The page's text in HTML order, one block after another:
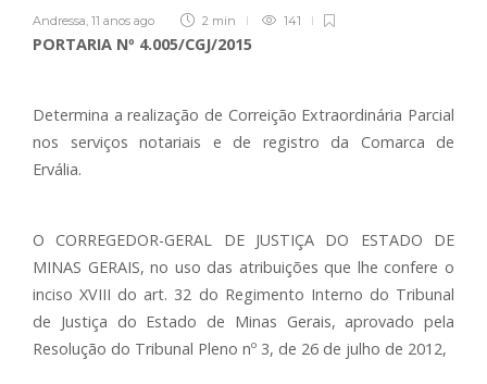
Andressa, 11 anos ago 2 min 141
PORTARIA Nº 4.005/CGJ/2015
Determina a realização de Correição Extraordinária Parcial
nos serviços notariais e de registro da Comarca de
Ervália.
O CORREGEDOR-GERAL DE JUSTIÇA DO ESTADO DE
MINAS GERAIS, no uso das atribuições que lhe confere o
inciso XVIII do art. 32 do Regimento Interno do Tribunal
de Justiça do Estado de Minas Gerais, aprovado pela
Resolução do Tribunal Pleno nº 3, de 26 de julho de 2012,